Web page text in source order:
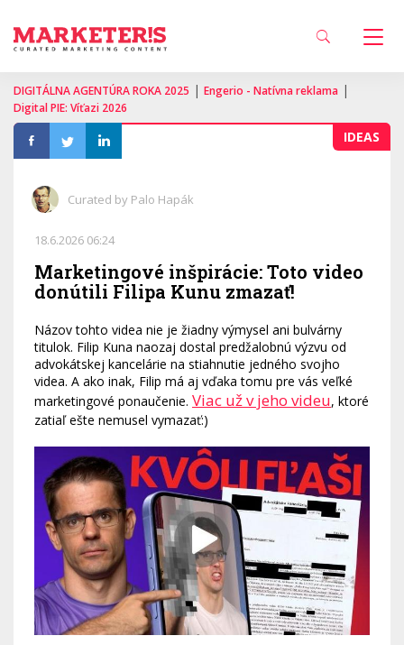
DIGITÁLNA AGENTÚRA ROKA 2025 | Engerio - Natívna reklama |
Digital PIE: Víťazi 2026
IDEAS
Curated by Palo Hapák
18.6.2026 06:24
Marketingové inšpirácie: Toto video
donútili Filipa Kunu zmazať!
Názov tohto videa nie je žiadny výmysel ani bulvárny
titulok. Filip Kuna naozaj dostal predžalobnú výzvu od
advokátskej kancelárie na stiahnutie jedného svojho
videa. A ako inak, Filip má aj vďaka tomu pre vás veľké
marketingové ponaučenie. Viac už v jeho videu, ktoré
zatiaľ ešte nemusel vymazať:)